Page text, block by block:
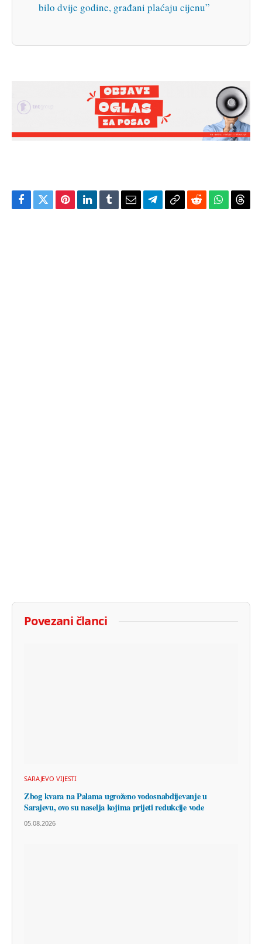
bilo dvije godine, građani plaćaju cijenu”
Facebook
TwitterPinterestLinkedIn
TumblrEmailTelegram
CopyReddit
Povezani članci
SARAJEVO VIJESTI
Zbog kvara na Palama ugroženo vodosnabdijevanje u
Sarajevu, ovo su naselja kojima prijeti redukcije vode
05.08.2026